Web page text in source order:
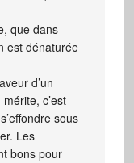
que dans
est dénaturée
d’un
c’est
sous
Les
bons pour